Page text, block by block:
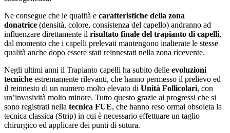
Ne consegue che le qualità e caratteristiche della zona
donatrice (densità, colore, consistenza del capello) andranno ad
influenzare direttamente il risultato finale del trapianto di capelli,
dal momento che i capelli prelevati mantengono inalterate le stesse
qualità anche dopo essere stati reinnestati nella zona ricevente.
Negli ultimi anni il Trapianto capelli ha subito delle evoluzioni
tecniche estremamente rilevanti, che hanno permesso il prelievo ed
il reinnesto di un numero molto elevato di Unità Follicolari, con
un’invasività molto minore. Tutto questo grazie ai progressi che si
sono registrati nella tecnica FUE, che hanno reso ormai obsoleta la
tecnica classica (Strip) in cui è necessario effettuare un taglio
chirurgico ed applicare dei punti di sutura.